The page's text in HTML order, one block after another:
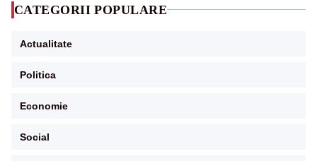
CATEGORII POPULARE
Actualitate
Politica
Economie
Social